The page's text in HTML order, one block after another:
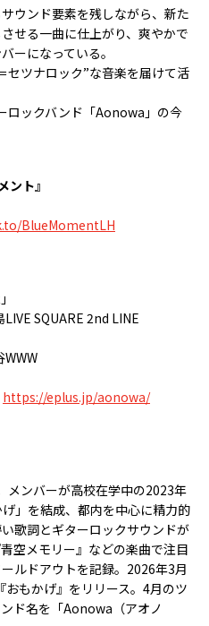
ウンド要素を残しながら、新た
せる一曲に仕上がり、爽やかで
ーになっている。
ツナロック”な音楽を届けて活
ロックバンド「Aonowa」の今
ト』
BlueMomentLH
SQUARE 2nd LINE
https://eplus.jp/aonowa/
メンバーが高校在学中の2023年
」を結成、都内を中心に精力的
歌詞とギターロックサウンドが
空メモリー』などの楽曲で注目
ルドアウトを記録。2026年3月
もかげ』をリリース。4月のツ
ド名を「Aonowa（アオノ